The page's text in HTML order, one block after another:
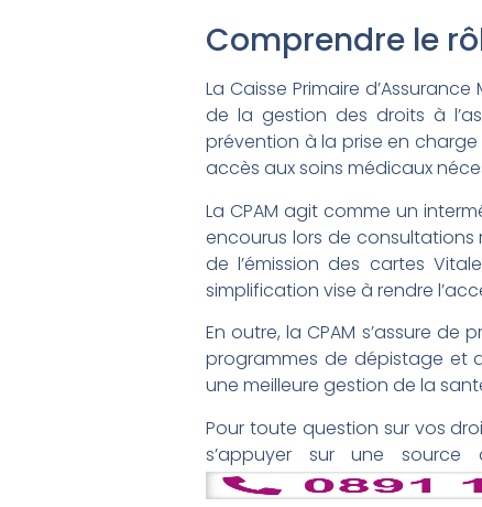
Comprendre le
La Caisse Primaire
de la gestion des droits à
prévention à la prise en
accès aux soins médicaux
La CPAM agit comme un
encourus lors de consultations
de l’émission des cartes
simplification vise à rendre
En outre, la CPAM s’assure
programmes de dépistage et
une meilleure gestion de la
Pour toute question sur vos
s’appuyer sur une source